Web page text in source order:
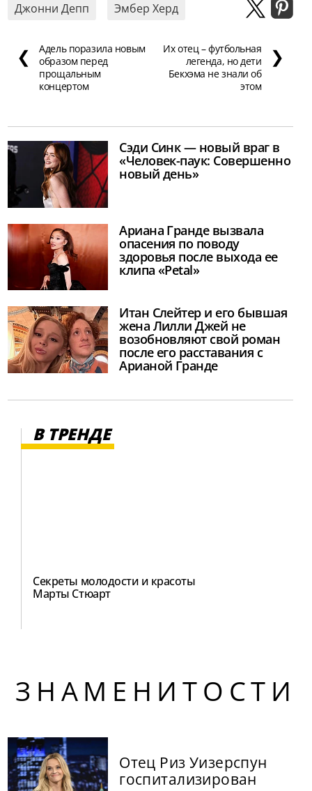
Джонни Депп Эмбер Херд
❮
Адель поразила новым
образом перед
прощальным
концертом
Их отец – футбольная
легенда, но дети
Бекхэма не знали об
этом
❯
Сэди Синк — новый враг в
«Человек-паук: Совершенно
новый день»
Ариана Гранде вызвала
опасения по поводу
здоровья после выхода ее
клипа «Petal»
Итан Слейтер и его бывшая
жена Лилли Джей не
возобновляют свой роман
после его расставания с
Арианой Гранде
В ТРЕНДЕ
Секреты молодости и красоты
Марты Стюарт
ЗНАМЕНИТОСТИ
Отец Риз Уизерспун
госпитализирован